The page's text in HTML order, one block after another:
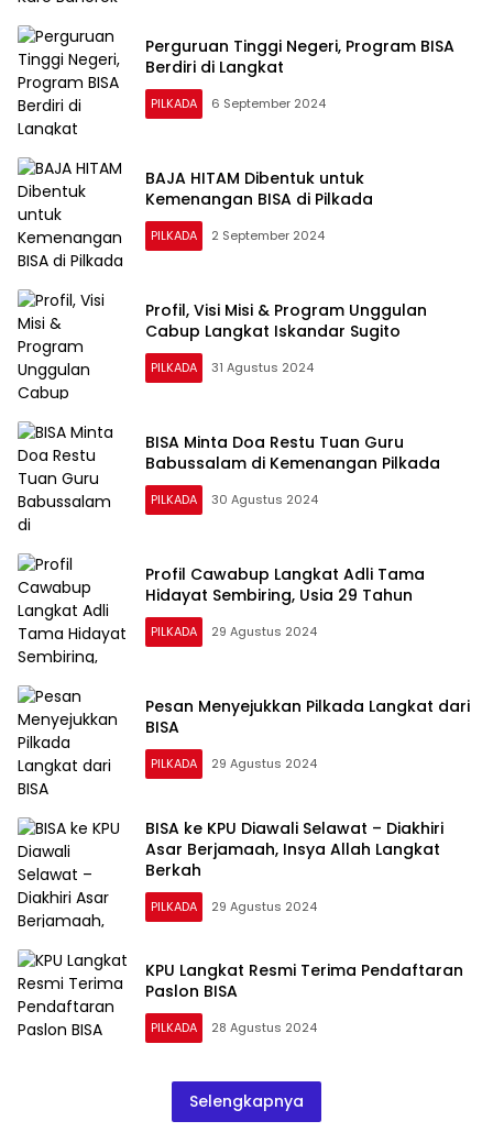
Perguruan Tinggi Negeri, Program BISA
Berdiri di Langkat
PILKADA 6 September 2024
BAJA HITAM Dibentuk untuk
Kemenangan BISA di Pilkada
PILKADA 2 September 2024
Profil, Visi Misi & Program Unggulan
Cabup Langkat Iskandar Sugito
PILKADA 31 Agustus 2024
BISA Minta Doa Restu Tuan Guru
Babussalam di Kemenangan Pilkada
PILKADA 30 Agustus 2024
Profil Cawabup Langkat Adli Tama
Hidayat Sembiring, Usia 29 Tahun
PILKADA 29 Agustus 2024
Pesan Menyejukkan Pilkada Langkat dari
BISA
PILKADA 29 Agustus 2024
BISA ke KPU Diawali Selawat – Diakhiri
Asar Berjamaah, Insya Allah Langkat
Berkah
PILKADA 29 Agustus 2024
KPU Langkat Resmi Terima Pendaftaran
Paslon BISA
PILKADA 28 Agustus 2024
Selengkapnya